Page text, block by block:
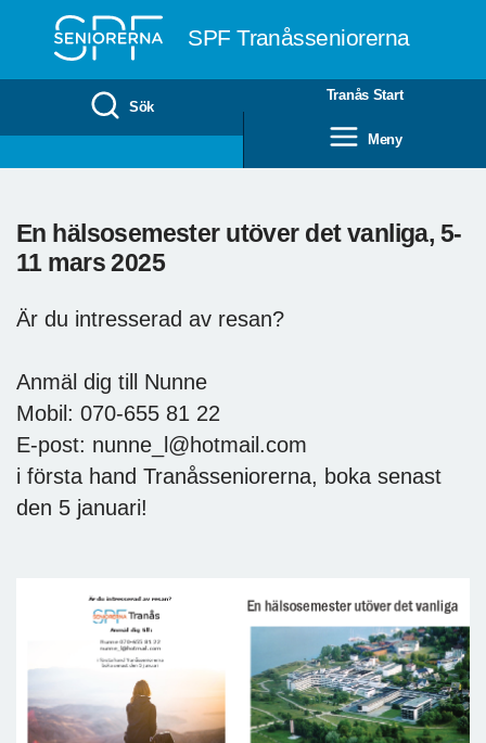
SPF Tranåsseniorerna
Sök
Tranås Start
Meny
En hälsosemester utöver det vanliga, 5-
11 mars 2025
Är du intresserad av resan?
Anmäl dig till Nunne
Mobil: 070-655 81 22
E-post: nunne_l@hotmail.com
i första hand Tranåsseniorerna, boka senast
den 5 januari!